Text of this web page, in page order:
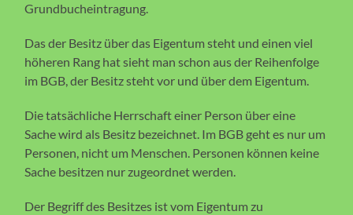
Grundbucheintragung.
Das der Besitz über das Eigentum steht und einen viel
höheren Rang hat sieht man schon aus der Reihenfolge
im BGB, der Besitz steht vor und über dem Eigentum.
Die tatsächliche Herrschaft einer Person über eine
Sache wird als Besitz bezeichnet. Im BGB geht es nur um
Personen, nicht um Menschen. Personen können keine
Sache besitzen nur zugeordnet werden.
Der Begriff des Besitzes ist vom Eigentum zu